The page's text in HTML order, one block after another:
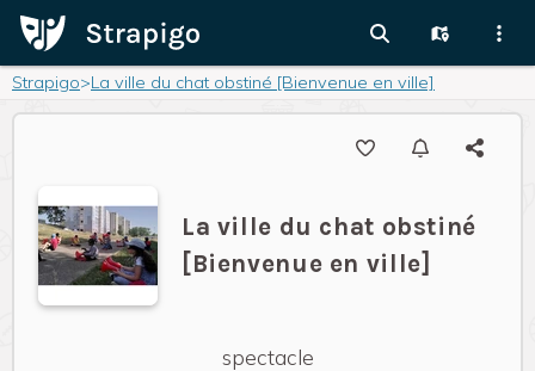
Strapigo>La ville du chat obstiné [Bienvenue en ville]
La ville du chat obstiné
[Bienvenue en ville]
spectacle